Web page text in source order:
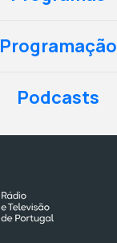
Programação
Podcasts